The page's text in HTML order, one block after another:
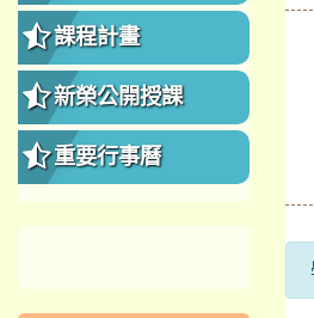
課程計畫
新榮公開授課
重要行事曆